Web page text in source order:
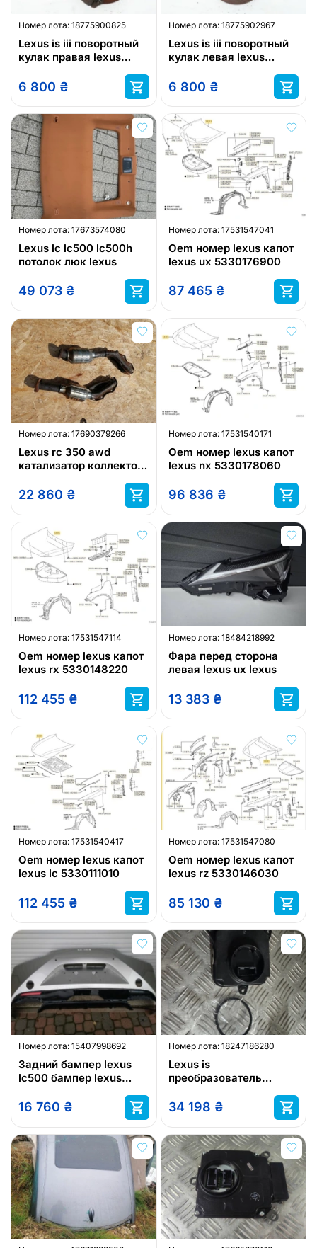
Номер лота: 18775900825
Lexus is iii поворотный
кулак правая lexus
перед передняя
6 800 ₴
Номер лота: 18775902967
Lexus is iii поворотный
кулак левая lexus
перед передняя
6 800 ₴
Номер лота: 17673574080
Lexus lc lc500 lc500h
потолок люк lexus
49 073 ₴
Номер лота: 17531547041
Oem номер lexus капот
lexus ux 5330176900
87 465 ₴
Номер лота: 17690379266
Lexus rc 350 awd
катализатор коллектор
22 860 ₴
Номер лота: 17531540171
Oem номер lexus капот
lexus nx 5330178060
96 836 ₴
Номер лота: 17531547114
Oem номер lexus капот
lexus rx 5330148220
112 455 ₴
Номер лота: 18484218992
Фара перед сторона
левая lexus ux lexus
13 383 ₴
Номер лота: 17531540417
Oem номер lexus капот
lexus lc 5330111010
112 455 ₴
Номер лота: 17531547080
Oem номер lexus капот
lexus rz 5330146030
85 130 ₴
Номер лота: 15407998692
Задний бампер lexus
lc500 бампер lexus
500 h
16 760 ₴
Номер лота: 18247186280
Lexus is
преобразователь
правая левая lexus
34 198 ₴